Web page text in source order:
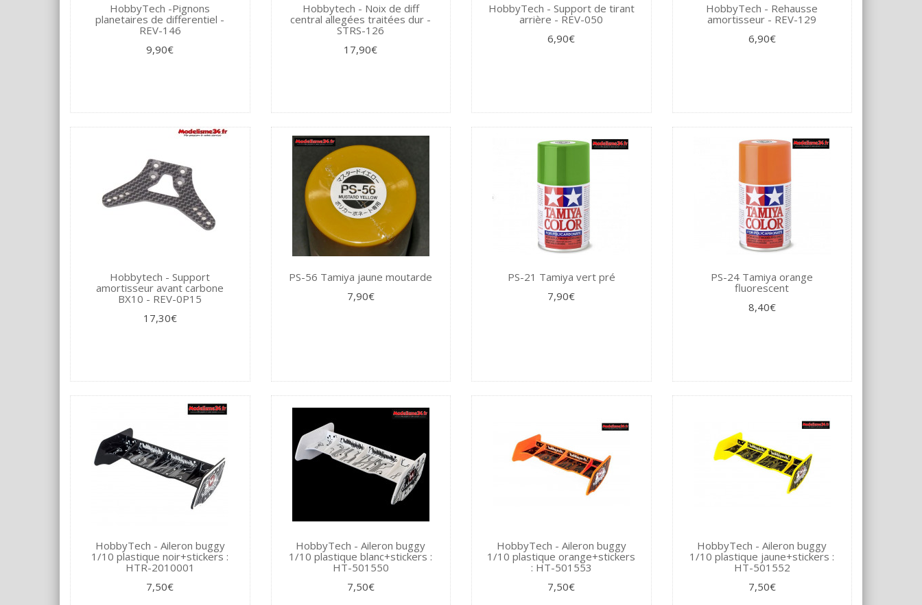
HobbyTech -Pignons
planetaires de differentiel -
REV-146
9,90€
Hobbytech - Noix de diff
central allegées traitées dur -
STRS-126
17,90€
HobbyTech - Support de tirant
arrière - REV-050
6,90€
HobbyTech - Rehausse
amortisseur - REV-129
6,90€
Hobbytech - Support
amortisseur avant carbone
BX10 - REV-0P15
17,30€
PS-56 Tamiya jaune moutarde
7,90€
PS-21 Tamiya vert pré
7,90€
PS-24 Tamiya orange
fluorescent
8,40€
HobbyTech - Aileron buggy
1/10 plastique noir+stickers :
HTR-2010001
7,50€
HobbyTech - Aileron buggy
1/10 plastique blanc+stickers :
HT-501550
7,50€
HobbyTech - Aileron buggy
1/10 plastique orange+stickers
: HT-501553
7,50€
HobbyTech - Aileron buggy
1/10 plastique jaune+stickers :
HT-501552
7,50€